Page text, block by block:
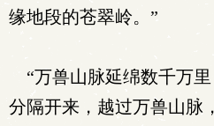
缘地段的苍翠岭。”
“万兽山脉延绵数千万
分隔开来，越过万兽山脉